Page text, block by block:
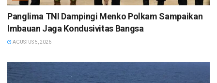
Panglima TNI Dampingi Menko Polkam Sampaikan
Imbauan Jaga Kondusivitas Bangsa
AGUSTUS 5, 2026